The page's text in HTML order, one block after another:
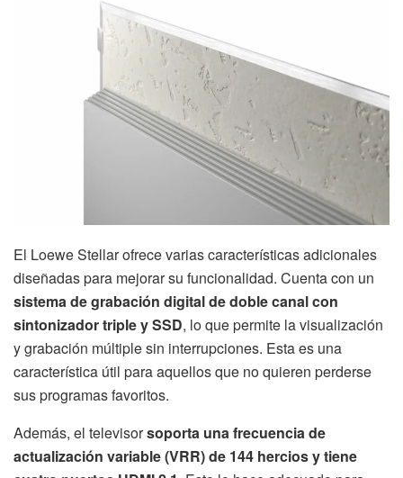
El Loewe Stellar ofrece varias características adicionales
diseñadas para mejorar su funcionalidad. Cuenta con un
sistema de grabación digital de doble canal con
sintonizador triple y SSD, lo que permite la visualización
y grabación múltiple sin interrupciones. Esta es una
característica útil para aquellos que no quieren perderse
sus programas favoritos.
Además, el televisorsoporta una frecuencia de
actualización variable (VRR) de 144 hercios y tiene